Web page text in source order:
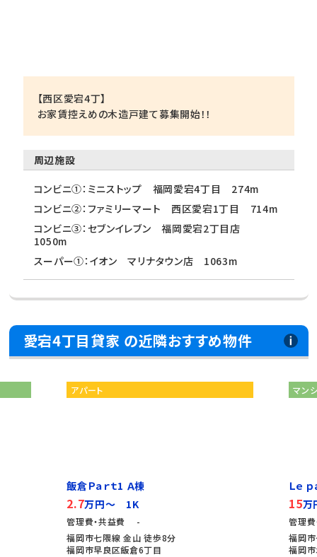
【西区愛宕4丁】
お家賃控えめの木造戸建て募集開始！！
周辺施設
コンビニ①：ミニストップ 福岡愛宕4丁目 274m
コンビニ②：ファミリーマート 西区愛宕1丁目 714m
コンビニ③：セブンイレブン 福岡愛宕2丁目店
1050m
スーパー①：イオン マリナタウン店 1063m
愛宕4丁目貸家 の近隣おすすめ物件
アパート
飯倉Ｐａｒｔ1 Ａ棟
2.7万円～ 1K
管理費・共益費 -
福岡市七隈線 金山 徒歩8分
福岡市早良区飯倉6丁目
マン
Ｌｅ
15
管理
福岡
福岡